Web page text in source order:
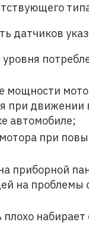
датчиков
мощности
при движении
автомобиле;
при
приборной
на проблемы
плохо набирает